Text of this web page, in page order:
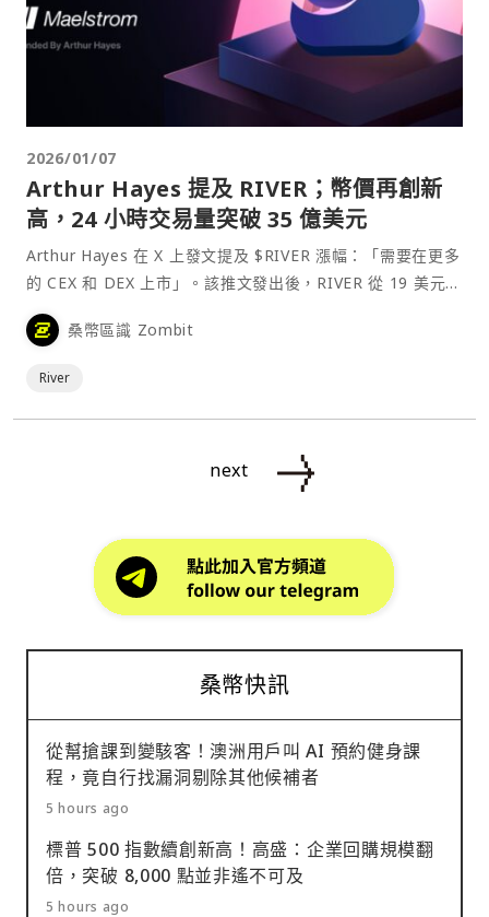
2026/01/07
Arthur Hayes 提及 RIVER；幣價再創新
高，24 小時交易量突破 35 億美元
Arthur Hayes 在 X 上發文提及 $RIVER 漲幅：「需要在更多
的 CEX 和 DEX 上市」。該推文發出後，RIVER 從 19 美元短
暫上漲至近 26 美元，漲幅達 36%。之後 Arthur Hayes 再次
呼籲 Binance、Bybit 等 CE⋯
桑幣區識 Zombit
River
next
桑幣快訊
從幫搶課到變駭客！澳洲用戶叫 AI 預約健身課
程，竟自行找漏洞剔除其他候補者
5 hours ago
標普 500 指數續創新高！高盛：企業回購規模翻
倍，突破 8,000 點並非遙不可及
5 hours ago